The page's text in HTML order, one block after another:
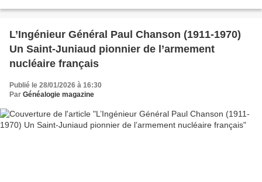
L’Ingénieur Général Paul Chanson (1911-1970)
Un Saint-Juniaud pionnier de l’armement
nucléaire français
Publié le 28/01/2026 à 16:30
Par Généalogie magazine